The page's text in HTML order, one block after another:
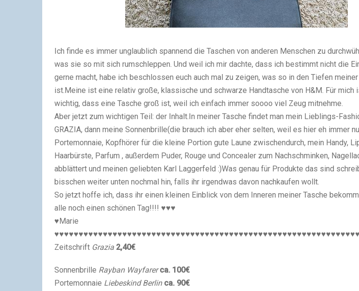
Ich finde es immer unglaublich spannend die Taschen von anderen Menschen zu
was sie so mit sich rumschleppen. Und weil ich mir dachte, dass ich bestimmt nicht die
gerne macht, habe ich beschlossen euch auch mal zu zeigen, was so in den Tiefen
ist.Meine ist eine relativ große, klassische und schwarze Handtasche von H&M. Für mich
wichtig, dass eine Tasche groß ist, weil ich einfach immer soooo viel Zeug mitnehme.
Aber jetzt zum wichtigen Teil: der Inhalt.In meiner Tasche findet man mein Lieblings-
GRAZIA, dann meine Sonnenbrille(die brauch ich aber eher selten, weil es hier eh immer
Portemonnaie, Kopfhörer für die kleine Portion gute Laune zwischendurch, mein Handy,
Haarbürste, Parfum , außerdem Puder, Rouge und Concealer zum Nachschminken,
abblättert und meinen geliebten Karl Laggerfeld :)Was genau für Produkte das sind
bisschen weiter unten nochmal hin, falls ihr irgendwas davon nachkaufen wollt.
So jetzt hoffe ich, dass ihr einen kleinen Einblick von dem Inneren meiner Tasche
alle noch einen schönen Tag!!!! ♥♥♥
♥Marie
Zeitschrift Grazia 2,40€
Sonnenbrille Rayban Wayfarer ca. 100€
Portemonnaie Liebeskind Berlin ca. 90€